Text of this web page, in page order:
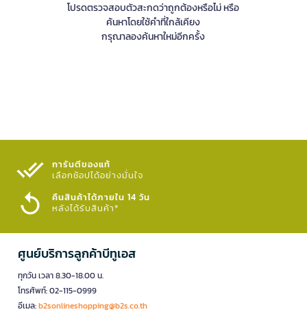
โปรดตรวจสอบตัวสะกดว่าถูกต้องหรือไม่ หรือ
ค้นหาโดยใช้คำที่ใกล้เคียง
กรุณาลองค้นหาใหม่อีกครั้ง
การันตีของแท้
เลือกช้อปได้อย่างมั่นใจ​
คืนสินค้าได้ภายใน 14 วัน
หลังได้รับสินค้า*
ศูนย์บริการลูกค้าบีทูเอส
ทุกวัน เวลา 8.30-18.00 น.
โทรศัพท์: 02-115-0999
อีเมล:b2sonlineshopping@b2s.co.th